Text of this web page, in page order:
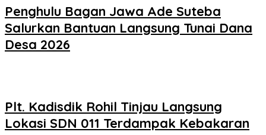
Penghulu Bagan Jawa Ade Suteba
Salurkan Bantuan Langsung Tunai Dana
Desa 2026
Plt. Kadisdik Rohil Tinjau Langsung
Lokasi SDN 011 Terdampak Kebakaran